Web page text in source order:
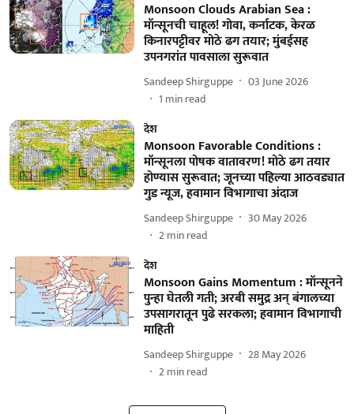
Monsoon Clouds Arabian Sea :
मॉन्सूनची चाहूल! गोवा, कर्नाटक, केरळ
किनारपट्टीवर मोठे ढग तयार; मुंबईसह
उपनगरांत पावसाला सुरूवात
Sandeep Shirguppe
03 June 2026
1 min read
देश
Monsoon Favorable Conditions :
मॉन्सूनला पोषक वातावरण! मोठे ढग तयार
होण्यास सुरूवात; जूनच्या पहिल्या आठवड्यात
गुड न्यूज, हवामान विभागाचा अंदाज
Sandeep Shirguppe
30 May 2026
2min read
देश
Monsoon Gains Momentum : मॉन्सूनने
पुन्हा घेतली गती; अरबी समुद्र अन् बंगालच्या
उपसागरातून पुढे सरकला; हवामान विभागाची
माहिती
Sandeep Shirguppe
28 May 2026
2min read